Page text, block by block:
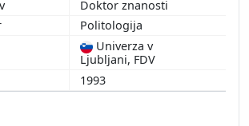
Doktor znanosti
Politologija
Univerza v
Ljubljani, FDV
1993